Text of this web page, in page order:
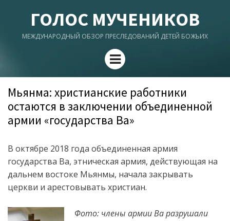
ГОЛОС МУЧЕНИКОВ
МЕЖДУНАРОДНЫЙ ОБЗОР ПРЕСЛЕДОВАНИЙ ДЕТЕЙ БОЖЬИХ
Menu
Мьянма: христианские работники
остаются в заключении объединенной
армии «государства Ва»
В октябре 2018 года объединенная армия
государства Ва, этническая армия, действующая на
дальнем востоке Мьянмы, начала закрывать
церкви и арестовывать христиан.
Фото: члены армии Ва разрушали